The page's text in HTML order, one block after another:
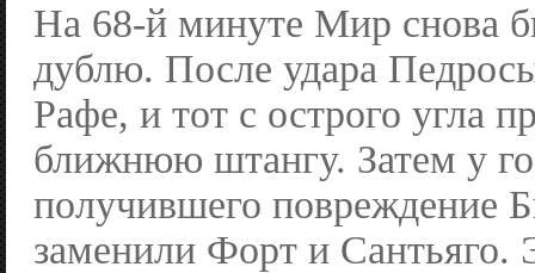
На 68-й минуте Мир снова
дублю. После удара
Рафе, и тот с острого угла
ближнюю штангу. Затем у
получившего повреждение
заменили Форт и Сантьяго.